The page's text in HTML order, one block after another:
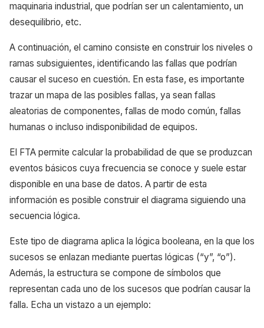
maquinaria industrial, que podrían ser un calentamiento, un
desequilibrio, etc.
A continuación, el camino consiste en construir los niveles o
ramas subsiguientes, identificando las fallas que podrían
causar el suceso en cuestión. En esta fase, es importante
trazar un mapa de las posibles fallas, ya sean fallas
aleatorias de componentes, fallas de modo común, fallas
humanas o incluso indisponibilidad de equipos.
El FTA permite calcular la probabilidad de que se produzcan
eventos básicos cuya frecuencia se conoce y suele estar
disponible en una base de datos. A partir de esta
información es posible construir el diagrama siguiendo una
secuencia lógica.
Este tipo de diagrama aplica la lógica booleana, en la que los
sucesos se enlazan mediante puertas lógicas (“y”, “o”).
Además, la estructura se compone de símbolos que
representan cada uno de los sucesos que podrían causar la
falla. Echa un vistazo a un ejemplo: